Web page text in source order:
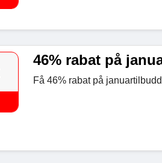
46% rabat på
Få 46% rabat på